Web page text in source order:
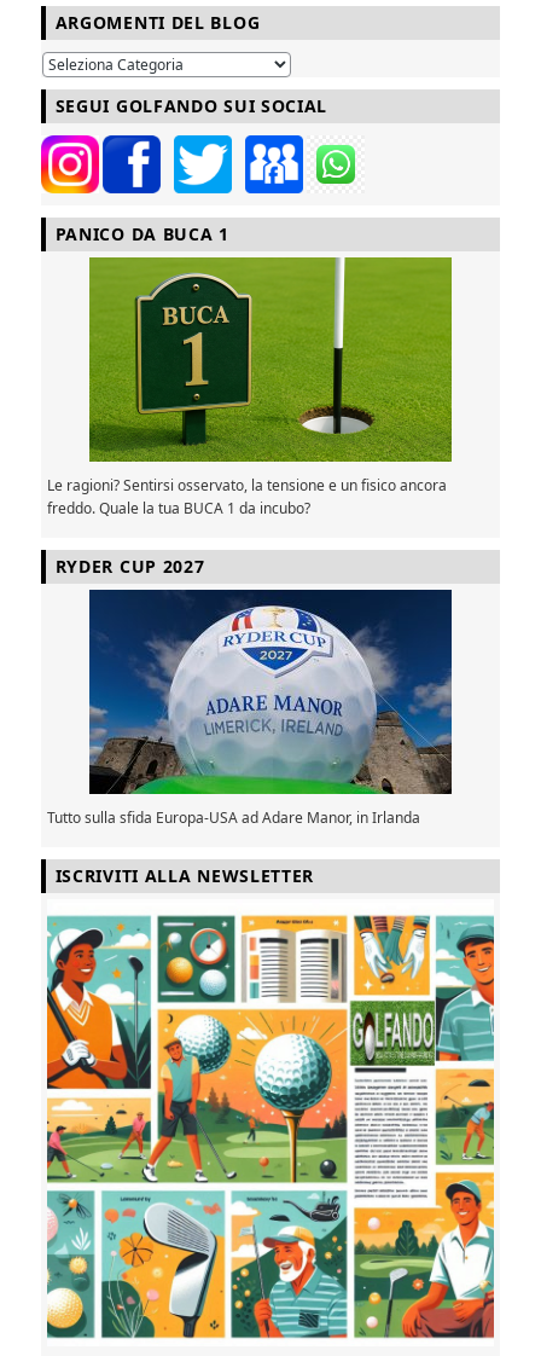
ARGOMENTI DEL BLOG
SEGUI GOLFANDO SUI SOCIAL
PANICO DA BUCA 1
Le ragioni? Sentirsi osservato, la tensione e un fisico ancora
freddo. Quale la tua BUCA 1 da incubo?
RYDER CUP 2027
Tutto sulla sfida Europa-USA ad Adare Manor, in Irlanda
ISCRIVITI ALLA NEWSLETTER